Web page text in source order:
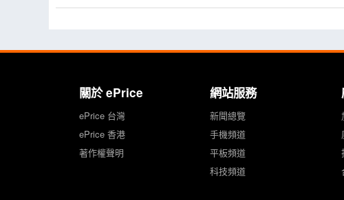
關於 ePrice
ePrice 台灣
ePrice 香港
著作權聲明
網站服務
新聞總覽
手機頻道
平板頻道
科技頻道